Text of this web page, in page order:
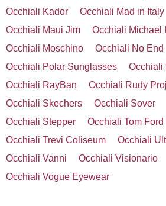
Occhiali Kador
Occhiali Mad in Italy
Occhiali Maui Jim
Occhiali Michael
Occhiali Moschino
Occhiali No End
Occhiali Polar Sunglasses
Occhiali
Occhiali RayBan
Occhiali Rudy
Occhiali Skechers
Occhiali Sover
Occhiali Stepper
Occhiali Tom Ford
Occhiali Trevi Coliseum
Occhiali
Occhiali Vanni
Occhiali Visionario
Occhiali Vogue Eyewear